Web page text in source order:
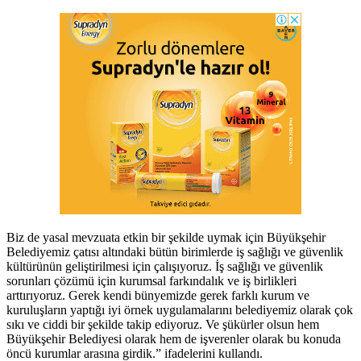
Biz de yasal mevzuata etkin bir şekilde uymak için Büyükşehir
Belediyemiz çatısı altındaki bütün birimlerde iş sağlığı ve güvenlik
kültürünün geliştirilmesi için çalışıyoruz. İş sağlığı ve güvenlik
sorunları çözümü için kurumsal farkındalık ve iş birlikleri
arttırıyoruz. Gerek kendi bünyemizde gerek farklı kurum ve
kuruluşların yaptığı iyi örnek uygulamalarını belediyemiz olarak çok
sıkı ve ciddi bir şekilde takip ediyoruz. Ve şükürler olsun hem
Büyükşehir Belediyesi olarak hem de işverenler olarak bu konuda
öncü kurumlar arasına girdik.” ifadelerini kullandı.